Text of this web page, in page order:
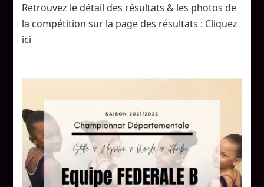
TeamGym
27
Février
Salles
Retrouvez le détail des résultats & les photos de
la compétition sur la page des résultats : Cliquez
ici